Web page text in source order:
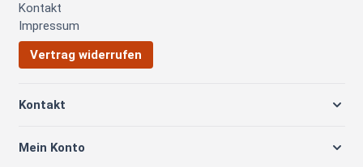
Kontakt
Impressum
Vertrag widerrufen
Kontakt
Mein Konto